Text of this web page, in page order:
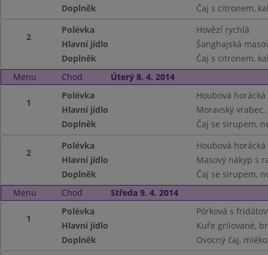
Doplněk
Čaj s citronem,
2
Polévka
Hovězí rychlá
Hlavní jídlo
Šanghajská
Doplněk
Čaj s citronem,
Menu
Chod Úterý 8. 4. 2014
1
Polévka
Houbová horácká
Hlavní jídlo
Moravský
Doplněk
Čaj se sirupem,
2
Polévka
Houbová horácká
Hlavní jídlo
Masový nákyp s
Doplněk
Čaj se sirupem,
Menu
Chod Středa 9. 4. 2014
1
Polévka
Pórková s
Hlavní jídlo
Kuře grilované,
Doplněk
Ovocný čaj,